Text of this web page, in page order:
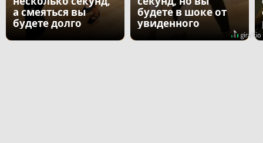
а смеяться вы
будете долго
будете в шоке от
увиденного